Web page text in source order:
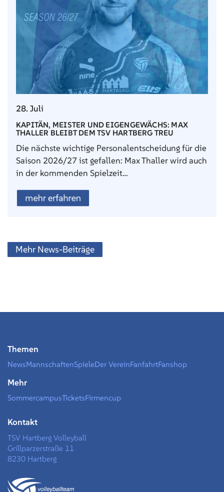
28. Juli
KAPITÄN, MEISTER UND EIGENGEWÄCHS: MAX
THALLER BLEIBT DEM TSV HARTBERG TREU
Die nächste wichtige Personalentscheidung für die
Saison 2026/27 ist gefallen: Max Thaller wird auch
in der kommenden Spielzeit…
mehr erfahren
Mehr News-Beiträge
Themen
NewsMannschaftenSpieleDer VereinFanfahrtFanshop
Mehr
SommercampusTicketsFirmencup
Kontakt
TSV Hartberg Volleyball
Grillparzerstraße 11
8230 Hartberg